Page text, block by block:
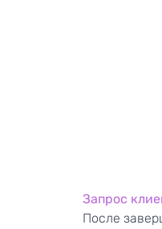
Запрос
После